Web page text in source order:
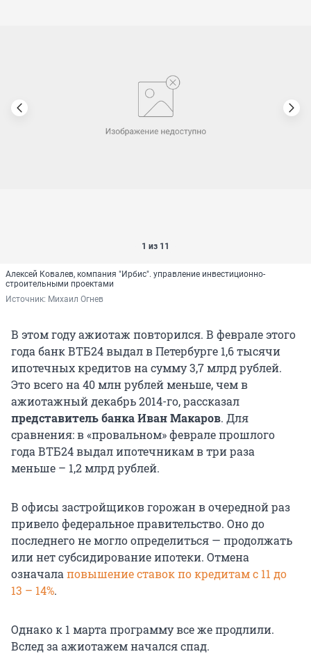
1 из 11
Алексей Ковалев, компания "Ирбис". управление инвестиционно-
строительными проектами
Источник: Михаил Огнев
В этом году ажиотаж повторился. В феврале этого
года банк ВТБ24 выдал в Петербурге 1,6 тысячи
ипотечных кредитов на сумму 3,7 млрд рублей.
Это всего на 40 млн рублей меньше, чем в
ажиотажный декабрь 2014-го, рассказал
представитель банка Иван Макаров. Для
сравнения: в «провальном» феврале прошлого
года ВТБ24 выдал ипотечникам в три раза
меньше – 1,2 млрд рублей.
В офисы застройщиков горожан в очередной раз
привело федеральное правительство. Оно до
последнего не могло определиться — продолжать
или нет субсидирование ипотеки. Отмена
означала повышение ставок по кредитам с 11 до
13 – 14%.
Однако к 1 марта программу все же продлили.
Вслед за ажиотажем начался спад.